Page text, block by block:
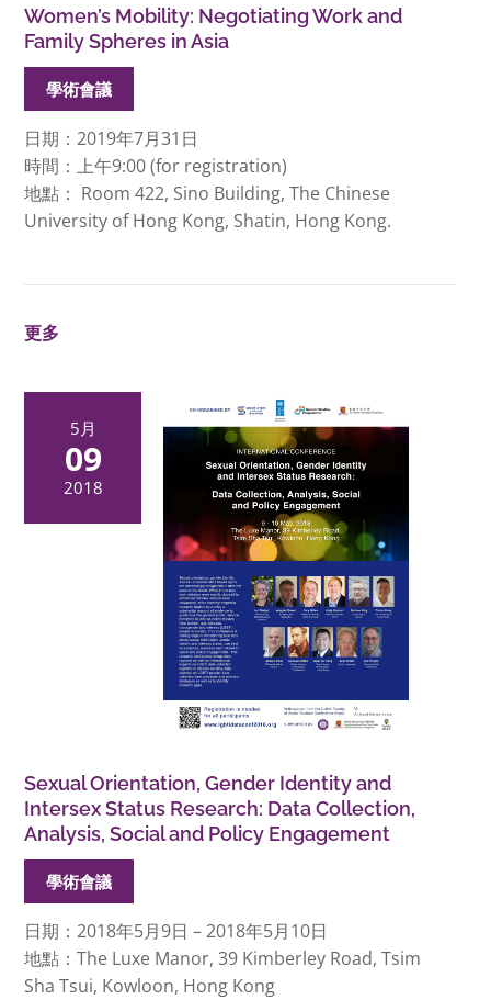
Women’s Mobility: Negotiating Work and
Family Spheres in Asia
學術會議
日期：2019年7月31日
時間：上午9:00 (for registration)
地點： Room 422, Sino Building, The Chinese
University of Hong Kong, Shatin, Hong Kong.
更多
5月
09
2018
Sexual Orientation, Gender Identity and
Intersex Status Research: Data Collection,
Analysis, Social and Policy Engagement
學術會議
日期：2018年5月9日 – 2018年5月10日
地點：The Luxe Manor, 39 Kimberley Road, Tsim
Sha Tsui, Kowloon, Hong Kong